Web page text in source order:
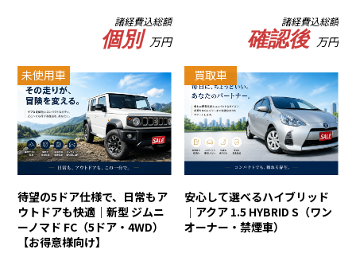
諸経費込総額
個別 万円
諸経費込総額
確認後 万円
未使用車
待望の5ドア仕様で、日常もア
ウトドアも快適｜新型 ジムニ
ーノマド FC（5ドア・4WD）
【お得意様向け】
買取車
安心して選べるハイブリッド
｜アクア 1.5 HYBRID S（ワン
オーナー・禁煙車）